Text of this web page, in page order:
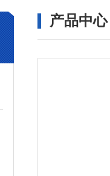
产品中心